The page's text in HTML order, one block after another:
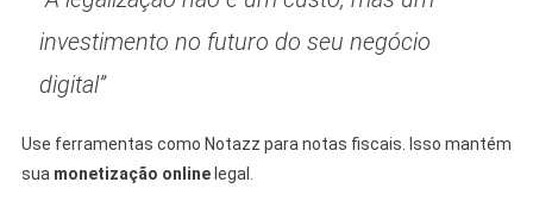
investimento no futuro do seu negócio
digital”
Use ferramentas como Notazz para notas fiscais. Isso mantém
sua monetização onlinelegal.